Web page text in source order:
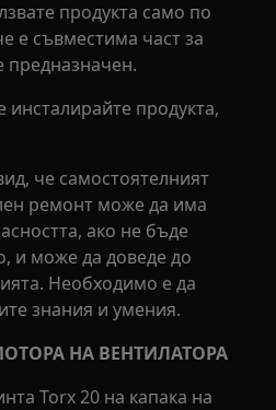
продукта само по
е съвместима част за
предназначен.
инсталирайте продукта,
че самостоятелният
ремонт може да има
ако не бъде
и може да доведе до
Необходимо е да
знания и умения.
НА ВЕНТИЛАТОРА
Torx 20 на капака на